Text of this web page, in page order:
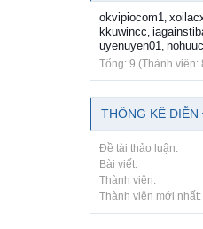
okvipiocom1,
kkuwincc,
uyenuyen01,
Tổng: 9 (Thành viên:
THỐNG KÊ DIỄN
Đề tài thảo luận:
Bài viết:
Thành viên:
Thành viên mới nhất: